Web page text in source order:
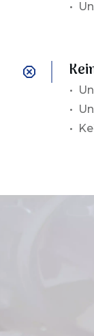
•
•
•
•